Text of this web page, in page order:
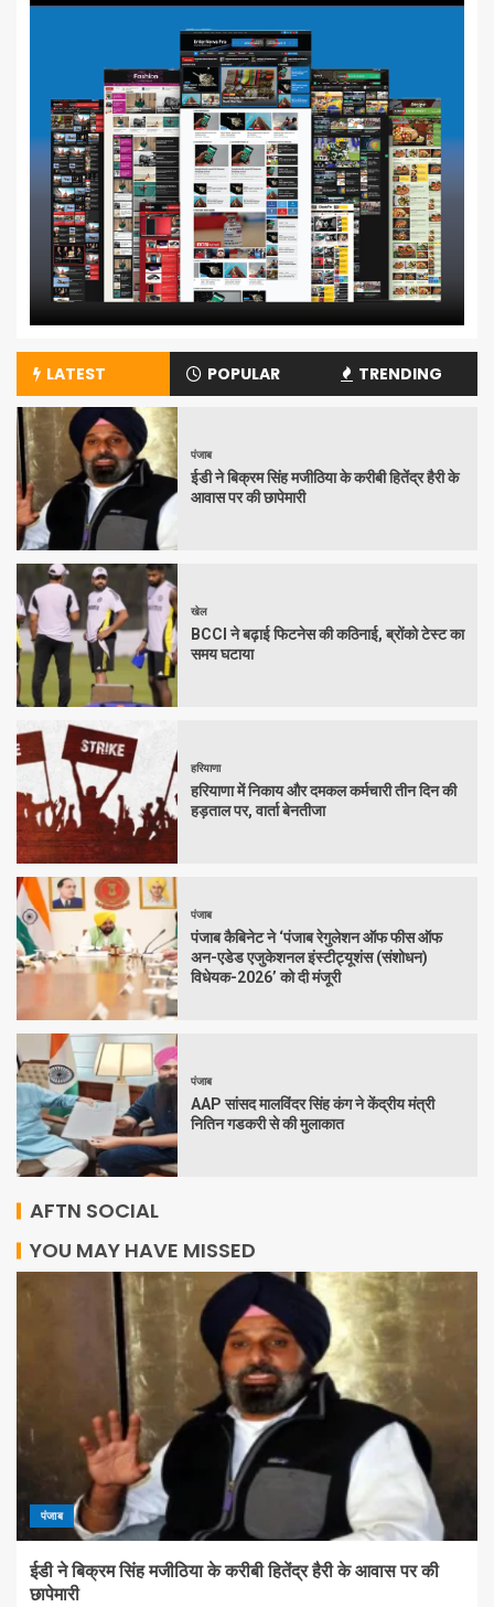
LATEST POPULAR TRENDING
पंजाब
ईडी ने बिक्रम सिंह मजीठिया के करीबी हितेंद्र हैरी के
आवास पर की छापेमारी
खेल
BCCI ने बढ़ाई फिटनेस की कठिनाई, ब्रोंको टेस्ट का
समय घटाया
हरियाणा
हरियाणा में निकाय और दमकल कर्मचारी तीन दिन की
हड़ताल पर, वार्ता बेनतीजा
पंजाब
पंजाब कैबिनेट ने ‘पंजाब रेगुलेशन ऑफ फीस ऑफ
अन-एडेड एजुकेशनल इंस्टीट्यूशंस (संशोधन)
विधेयक-2026’ को दी मंजूरी
पंजाब
AAP सांसद मालविंदर सिंह कंग ने केंद्रीय मंत्री
नितिन गडकरी से की मुलाकात
AFTN SOCIAL
YOU MAY HAVE MISSED
पंजाब
ईडी ने बिक्रम सिंह मजीठिया के करीबी हितेंद्र हैरी के आवास पर की
छापेमारी